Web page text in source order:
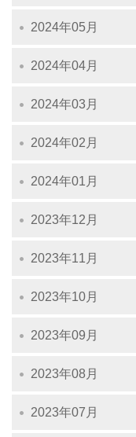
2024年05月
2024年04月
2024年03月
2024年02月
2024年01月
2023年12月
2023年11月
2023年10月
2023年09月
2023年08月
2023年07月